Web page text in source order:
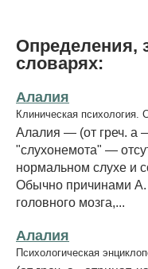
Определения,
словарях:
Алалия
Клиническая психология.
Алалия — (от греч. a
"слухонемота" —
нормальном слухе и
Обычно причинами
головного мозга,...
Алалия
Психологическая